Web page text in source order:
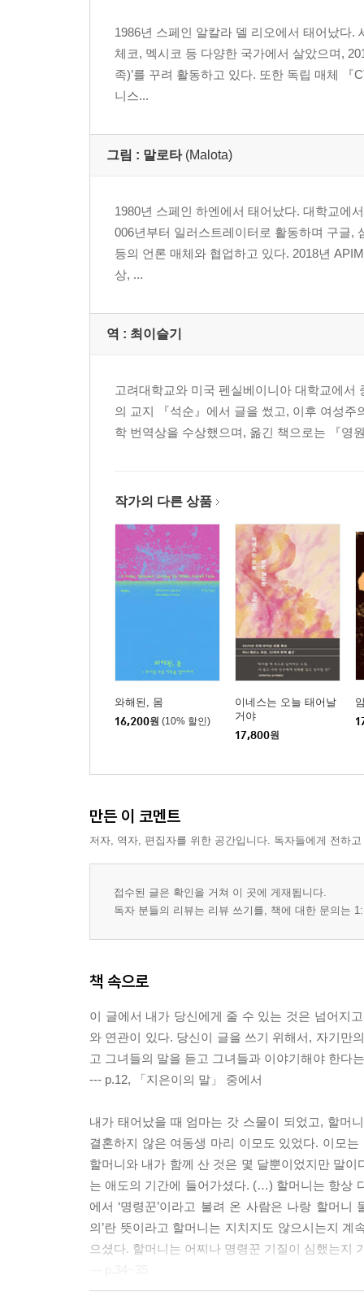
1986년 스페인 알칼라 델 리오에서 태어났다
체코, 멕시코 등 다양한 국가에서 살았으며,
족)’를 꾸려 활동하고 있다. 또한 독립 매체
니스...
그림 : 말로타 (Malota)
1980년 스페인 하엔에서 태어났다. 대학교에
006년부터 일러스트레이터로 활동하며 구글,
등의 언론 매체와 협업하고 있다. 2018년
상, ...
역 : 최이슬기
고려대학교와 미국 펜실베이니아 대학교에
의 교지 『석순』에서 글을 썼고, 이후 여성주
학 번역상을 수상했으며, 옮긴 책으로는 『영
작가의 다른 상품
와해된, 몸
16,200원 (10% 할인)
이네스는 오늘 태어날
거야
17,800원
만든 이 코멘트
저자, 역자, 편집자를 위한 공간입니다. 독자들에게 전하
접수된 글은 확인을 거쳐 이 곳에 게재됩니다.
독자 분들의 리뷰는 리뷰 쓰기를, 책에 대한 문의는
책 속으로
이 글에서 내가 당신에게 줄 수 있는 것은 넘어지
와 연관이 있다. 당신이 글을 쓰기 위해서, 자기만
고 그녀들의 말을 듣고 그녀들과 이야기해야 한다
--- p.12, 「지은이의 말」 중에서
내가 태어났을 때 엄마는 갓 스물이 되었고, 할머
결혼하지 않은 여동생 마리 이모도 있었다. 이모
할머니와 내가 함께 산 것은 몇 달뿐이었지만 말
는 애도의 기간에 들어가셨다. (…) 할머니는 항상
에서 ‘명령꾼’이라고 불려 온 사람은 나랑 할머
의’란 뜻이라고 할머니는 지치지도 않으시는지
으셨다. 할머니는 어찌나 명령꾼 기질이 심했는지